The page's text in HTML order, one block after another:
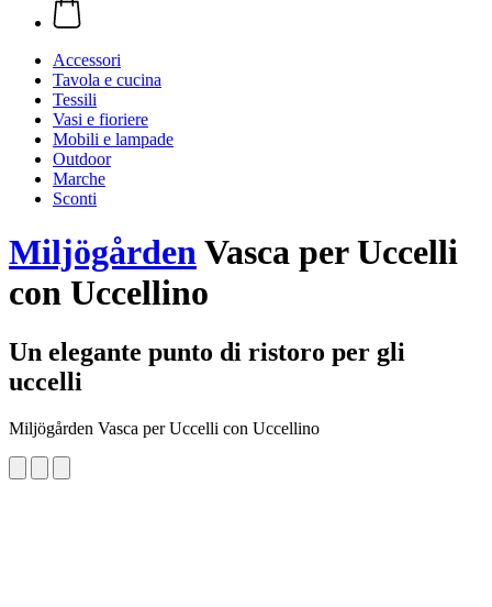
Accessori
Tavola e cucina
Tessili
Vasi e fioriere
Mobili e lampade
Outdoor
Marche
Sconti
MiljögårdenVasca per Uccelli
con Uccellino
Un elegante punto di ristoro per gli
uccelli
Miljögården Vasca per Uccelli con Uccellino